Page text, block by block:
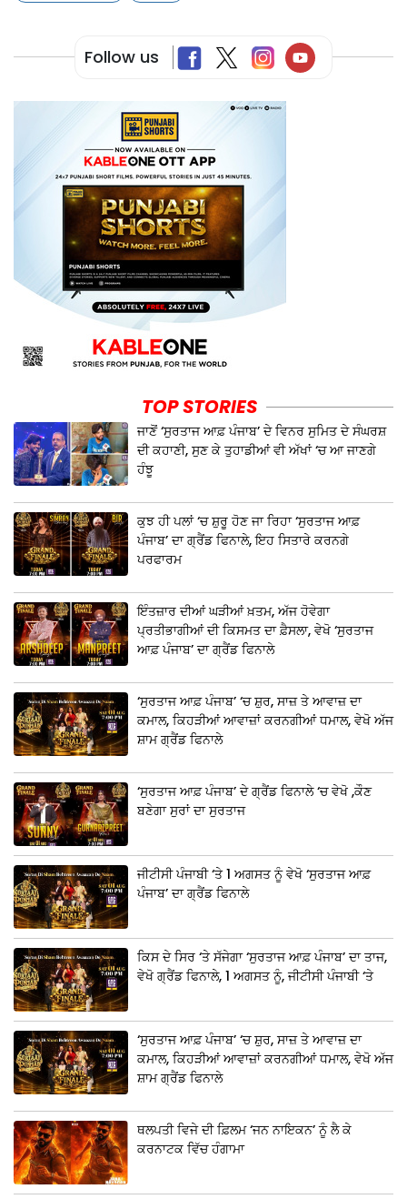
Follow us
TOP STORIES
ਜਾਣੋਂ ‘ਸੁਰਤਾਜ ਆਫ਼ ਪੰਜਾਬ’ ਦੇ ਵਿਨਰ ਸੁਮਿਤ ਦੇ ਸੰਘਰਸ਼
ਦੀ ਕਹਾਣੀ, ਸੁਣ ਕੇ ਤੁਹਾਡੀਆਂ ਵੀ ਅੱਖਾਂ ‘ਚ ਆ ਜਾਣਗੇ
ਹੰਝੂ
ਕੁਝ ਹੀ ਪਲਾਂ ‘ਚ ਸ਼ੁਰੂ ਹੋਣ ਜਾ ਰਿਹਾ ‘ਸੁਰਤਾਜ ਆਫ਼
ਪੰਜਾਬ’ ਦਾ ਗ੍ਰੈਂਡ ਫਿਨਾਲੇ, ਇਹ ਸਿਤਾਰੇ ਕਰਨਗੇ
ਪਰਫਾਰਮ
ਇੰਤਜ਼ਾਰ ਦੀਆਂ ਘੜੀਆਂ ਖ਼ਤਮ, ਅੱਜ ਹੋਵੇਗਾ
ਪ੍ਰਤੀਭਾਗੀਆਂ ਦੀ ਕਿਸਮਤ ਦਾ ਫ਼ੈਸਲਾ, ਵੇਖੋ ‘ਸੁਰਤਾਜ
ਆਫ਼ ਪੰਜਾਬ’ ਦਾ ਗ੍ਰੈਂਡ ਫਿਨਾਲੇ
‘ਸੁਰਤਾਜ ਆਫ਼ ਪੰਜਾਬ’ ‘ਚ ਸ਼ੁਰ, ਸਾਜ਼ ਤੇ ਆਵਾਜ਼ ਦਾ
ਕਮਾਲ, ਕਿਹੜੀਆਂ ਆਵਾਜ਼ਾਂ ਕਰਨਗੀਆਂ ਧਮਾਲ, ਵੇਖੋ ਅੱਜ
ਸ਼ਾਮ ਗ੍ਰੈਂਡ ਫਿਨਾਲੇ
‘ਸੁਰਤਾਜ ਆਫ਼ ਪੰਜਾਬ’ ਦੇ ਗ੍ਰੈਂਡ ਫਿਨਾਲੇ ‘ਚ ਵੇਖੋ ,ਕੌਣ
ਬਣੇਗਾ ਸੁਰਾਂ ਦਾ ਸੁਰਤਾਜ
ਜੀਟੀਸੀ ਪੰਜਾਬੀ ‘ਤੇ 1 ਅਗਸਤ ਨੂੰ ਵੇਖੋ ‘ਸੁਰਤਾਜ ਆਫ਼
ਪੰਜਾਬ’ ਦਾ ਗ੍ਰੈਂਡ ਫਿਨਾਲੇ
ਕਿਸ ਦੇ ਸਿਰ ‘ਤੇ ਸੱਜੇਗਾ ‘ਸੁਰਤਾਜ ਆਫ਼ ਪੰਜਾਬ’ ਦਾ ਤਾਜ,
ਵੇਖੋ ਗ੍ਰੈਂਡ ਫਿਨਾਲੇ, 1 ਅਗਸਤ ਨੂੰ, ਜੀਟੀਸੀ ਪੰਜਾਬੀ ‘ਤੇ
‘ਸੁਰਤਾਜ ਆਫ਼ ਪੰਜਾਬ’ ‘ਚ ਸ਼ੁਰ, ਸਾਜ਼ ਤੇ ਆਵਾਜ਼ ਦਾ
ਕਮਾਲ, ਕਿਹੜੀਆਂ ਆਵਾਜ਼ਾਂ ਕਰਨਗੀਆਂ ਧਮਾਲ, ਵੇਖੋ ਅੱਜ
ਸ਼ਾਮ ਗ੍ਰੈਂਡ ਫਿਨਾਲੇ
ਥਲਪਤੀ ਵਿਜੇ ਦੀ ਫ਼ਿਲਮ ‘ਜਨ ਨਾਇਕਨ’ ਨੂੰ ਲੈ ਕੇ
ਕਰਨਾਟਕ ਵਿੱਚ ਹੰਗਾਮਾ